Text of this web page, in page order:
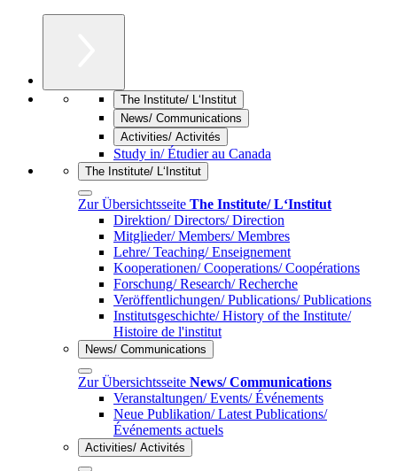
The Institute/ L‘Institut
News/ Communications
Activities/ Activités
Study in/ Étudier au Canada
The Institute/ L‘Institut
Zur Übersichtsseite The Institute/ L‘Institut
Direktion/ Directors/ Direction
Mitglieder/ Members/ Membres
Lehre/ Teaching/ Enseignement
Kooperationen/ Cooperations/ Coopérations
Forschung/ Research/ Recherche
Veröffentlichungen/ Publications/ Publications
Institutsgeschichte/ History of the Institute/
Histoire de l'institut
News/ Communications
Zur Übersichtsseite News/ Communications
Veranstaltungen/ Events/ Événements
Neue Publikation/ Latest Publications/
Événements actuels
Activities/ Activités